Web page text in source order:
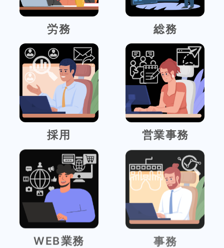
労務 総務
採用 営業事務
WEB業務 事務